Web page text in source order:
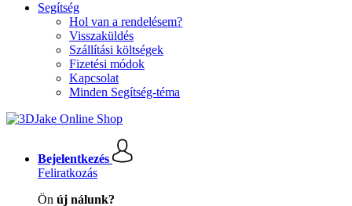
Segítség
Hol van a rendelésem?
Visszaküldés
Szállítási költségek
Fizetési módok
Kapcsolat
Minden Segítség-téma
Bejelentkezés
Feliratkozás
Ön új nálunk?